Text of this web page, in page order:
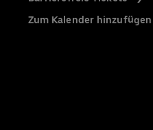
Zum Kalender hinzufügen